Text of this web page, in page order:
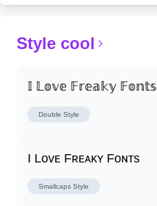
Style cool
𝕀 𝕃𝕠𝕧𝕖 𝔽𝕣𝕖𝕒𝕜𝕪 𝔽𝕠𝕟𝕥𝕤
Double Style
I Lᴏᴠᴇ Fʀᴇᴀᴋʏ Fᴏɴᴛs
Smallcaps Style